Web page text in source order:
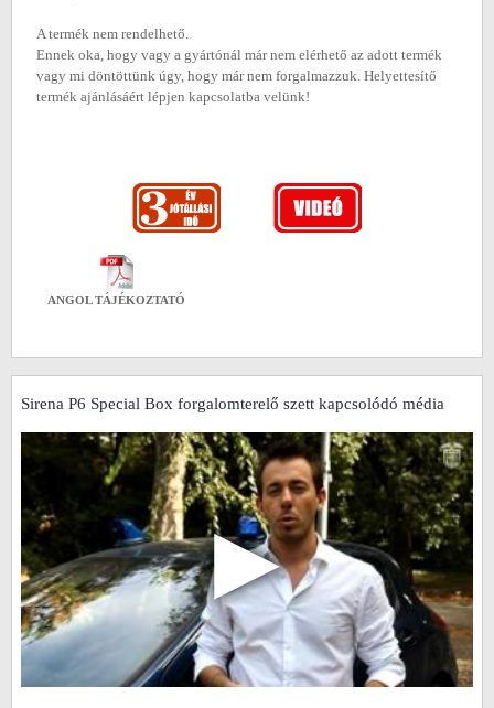
A termék nem rendelhető.
Ennek oka, hogy vagy a gyártónál már nem elérhető az adott termék
vagy mi döntöttünk úgy, hogy már nem forgalmazzuk. Helyettesítő
termék ajánlásáért lépjen kapcsolatba velünk!
ANGOL TÁJÉKOZTATÓ
Sirena P6 Special Box forgalomterelő szett kapcsolódó média
▶